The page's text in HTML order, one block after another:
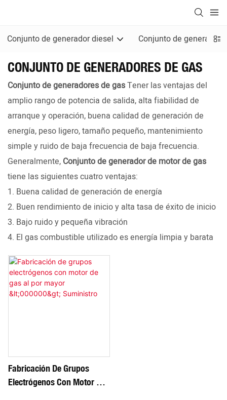
Conjunto de generador diesel Conjunto de
CONJUNTO DE GENERADORES DE GAS
Conjunto de generadores de gasTener las ventajas del
amplio rango de potencia de salida, alta fiabilidad de
arranque y operación, buena calidad de generación de
energía, peso ligero, tamaño pequeño, mantenimiento
simple y ruido de baja frecuencia de baja frecuencia.
Generalmente, Conjunto de generador de motor de gas
tiene las siguientes cuatro ventajas:
1. Buena calidad de generación de energía
2. Buen rendimiento de inicio y alta tasa de éxito de inicio
3. Bajo ruido y pequeña vibración
4. El gas combustible utilizado es energía limpia y barata
Fabricación De Grupos
Electrógenos Con Motor De